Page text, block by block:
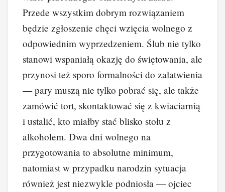
Przede wszystkim dobrym rozwiązaniem
będzie zgłoszenie chęci wzięcia wolnego z
odpowiednim wyprzedzeniem. Ślub nie tylko
stanowi wspaniałą okazję do świętowania, ale
przynosi też sporo formalności do załatwienia
— pary muszą nie tylko pobrać się, ale także
zamówić tort, skontaktować się z kwiaciarnią
i ustalić, kto miałby stać blisko stołu z
alkoholem. Dwa dni wolnego na
przygotowania to absolutne minimum,
natomiast w przypadku narodzin sytuacja
również jest niezwykle podniosła — ojciec